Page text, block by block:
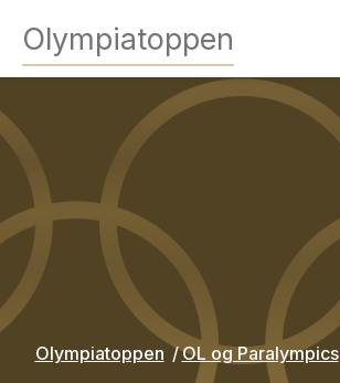
Olympiatoppen
Olympiatoppen OL og Paralympics